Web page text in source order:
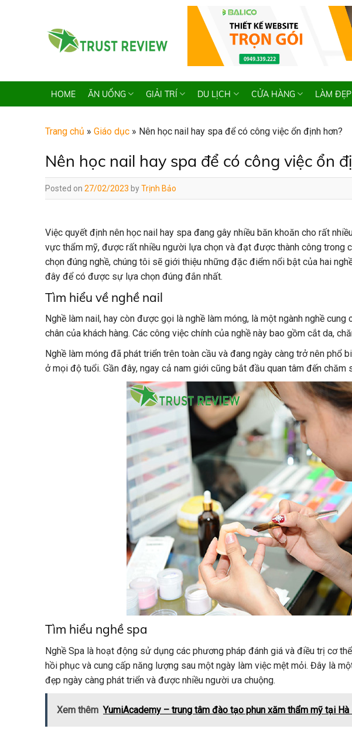
HOME ĂN UỐNG GIẢI TRÍ DU LỊCH CỬA HÀNG LÀM ĐẸP
Trang chủ » Giáo dục » Nên học nail hay spa để có công việc ổn định hơn?
Nên học nail hay spa để có công việc ổn
Posted on 27/02/2023 byTrịnh Bảo
Việc quyết định nên học nail hay spa đang gây nhiều băn khoăn cho rất
vực thẩm mỹ, được rất nhiều người lựa chọn và đạt được thành công trong
chọn đúng nghề, chúng tôi sẽ giới thiệu những đặc điểm nổi bật của hai
đây để có được sự lựa chọn đúng đắn nhất.
Tìm hiểu về nghề nail
Nghề làm nail, hay còn được gọi là nghề làm móng, là một ngành nghề
chân của khách hàng. Các công việc chính của nghề này bao gồm cắt da,
Nghề làm móng đã phát triển trên toàn cầu và đang ngày càng trở nên phổ
ở mọi độ tuổi. Gần đây, ngay cả nam giới cũng bắt đầu quan tâm đến chăm
Tìm hiểu nghề spa
Nghề Spa là hoạt động sử dụng các phương pháp đánh giá và điều trị cơ
hồi phục và cung cấp năng lượng sau một ngày làm việc mệt mỏi. Đây là
đẹp ngày càng phát triển và được nhiều người ưa chuộng.
Xem thêm YumiAcademy – trung tâm đào tạo phun xăm thẩm mỹ tại Hà